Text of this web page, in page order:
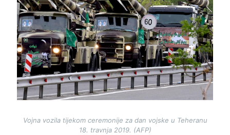
Vojna vozila tijekom ceremonije za dan vojske u Teheranu
18. travnja 2019. (AFP)